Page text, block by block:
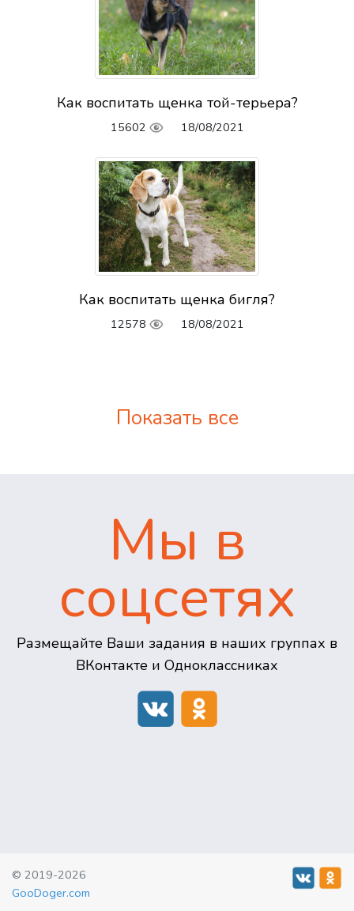
Как воспитать щенка той-терьера?
15602 18/08/2021
Как воспитать щенка бигля?
12578 18/08/2021
Показать все
Мы в
соцсетях
Размещайте Ваши задания в наших группах в
ВКонтакте и Одноклассниках
© 2019-2026
GooDoger.com